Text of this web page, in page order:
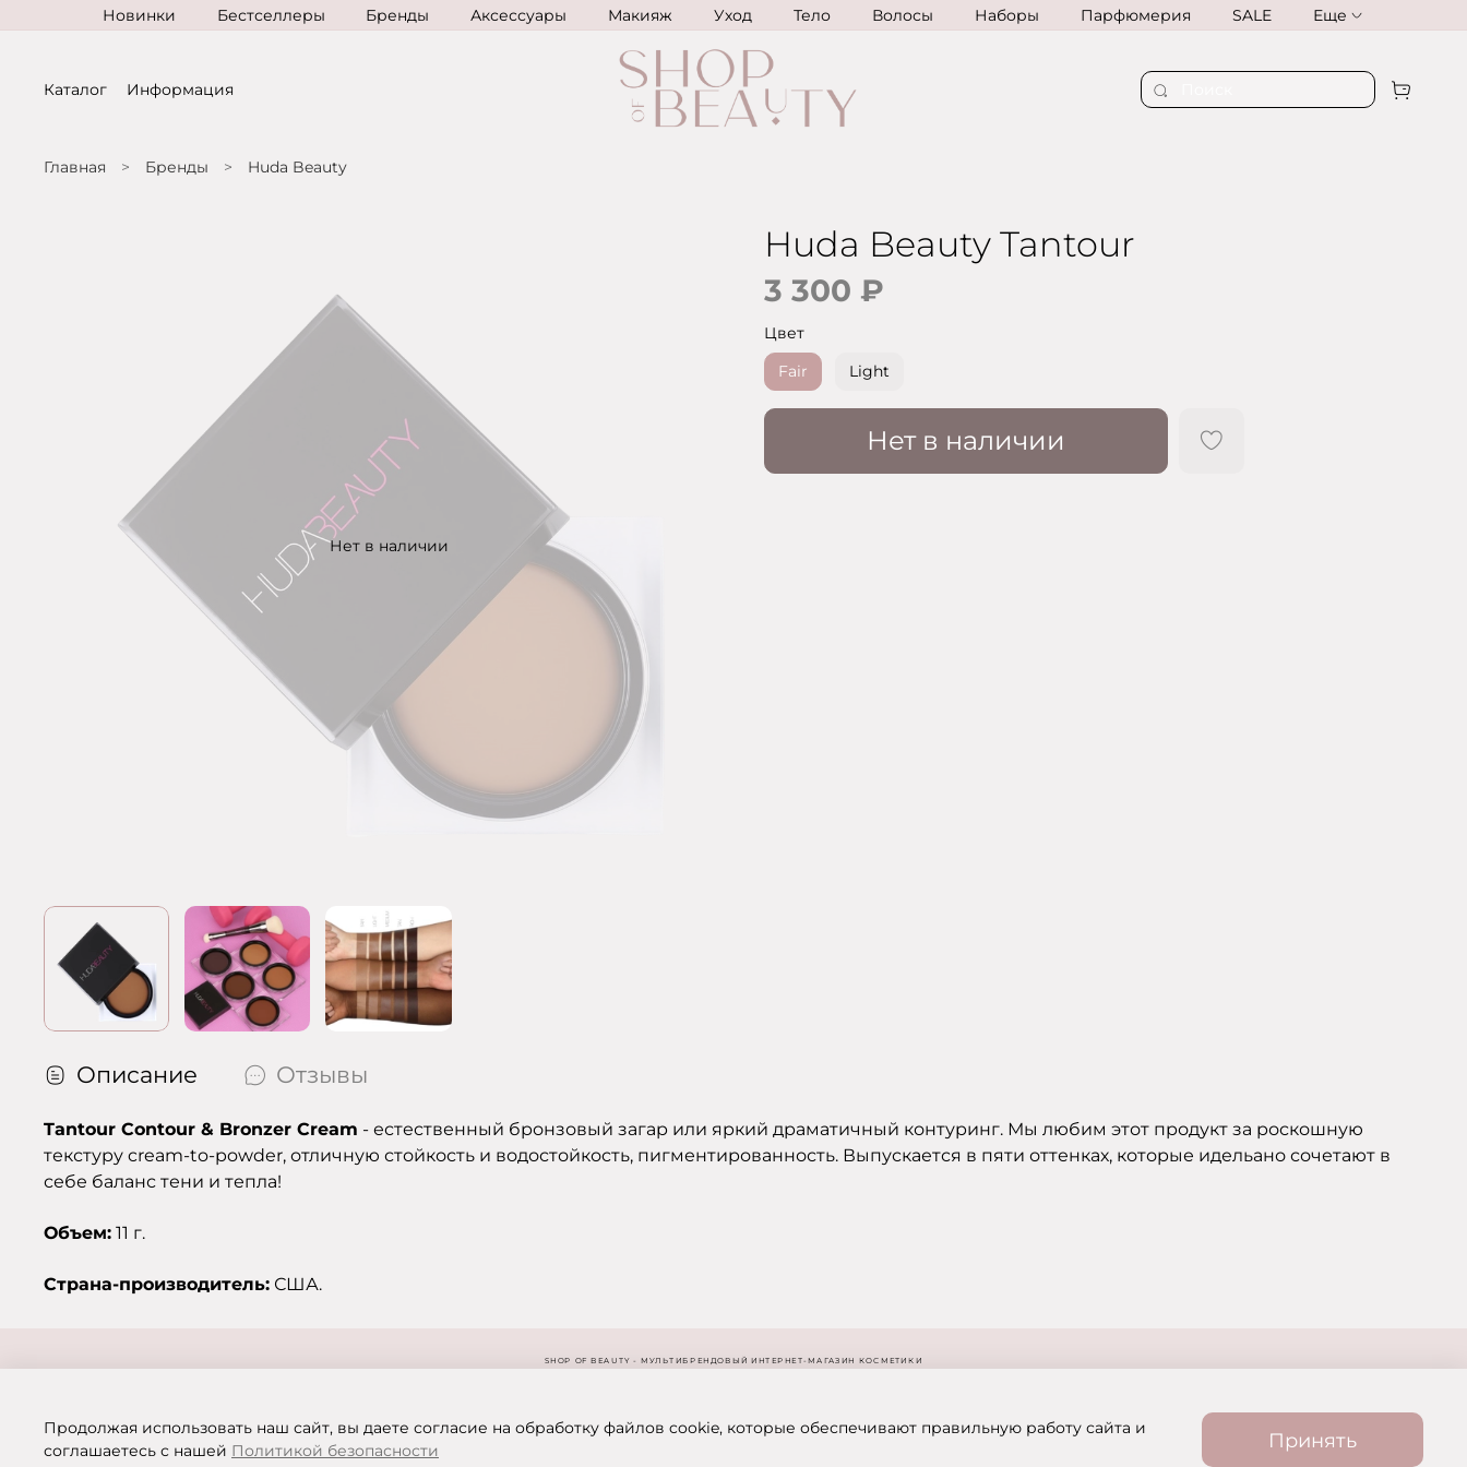
Новинки Бестселлеры Бренды Аксессуары Макияж Уход Тело Волосы Наборы Парфюмерия SALE Еще
Каталог Информация
Главная Бренды Huda Beauty
Нет в наличии
Huda Beauty Tantour
3 300 ₽
Нет в наличии
Цвет
Fair
Light
Описание Отзывы
Tantour Contour & Bronzer Cream - естественный бронзовый загар или яркий драматичный контуринг. Мы любим этот продукт за роскошную
текстуру cream-to-powder, отличную стойкость и водостойкость, пигментированность. Выпускается в пяти оттенках, которые идельано сочетают в
себе баланс тени и тепла!
Объем: 11 г.
Страна-производитель: США.
SHOP OF BEAUTY - МУЛЬТИБРЕНДОВЫЙ ИНТЕРНЕТ-МАГАЗИН КОСМЕТИКИ
Продолжая использовать наш сайт, вы даете согласие на обработку файлов cookie, которые обеспечивают правильную работу сайта и
соглашаетесь с нашей Политикой безопасности Принять